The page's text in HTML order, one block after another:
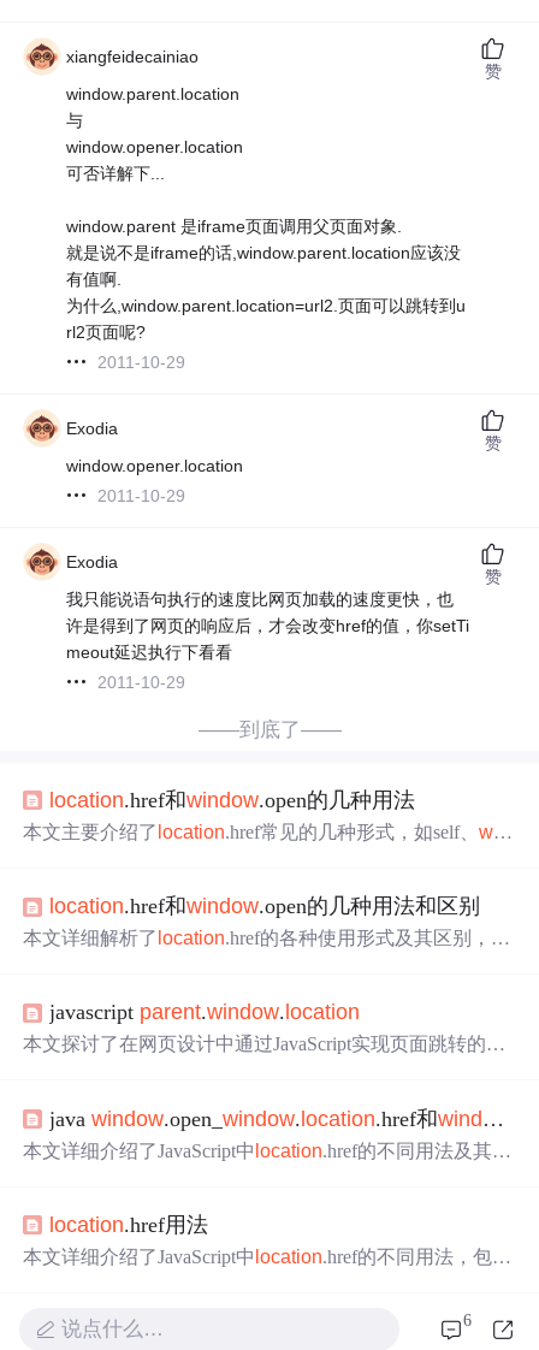
xiangfeidecainiao
window.parent.location
与
window.opener.location
可否详解下...
window.parent 是iframe页面调用父页面对象.
就是说不是iframe的话,window.parent.location应该没
有值啊.
为什么,window.parent.location=url2.页面可以跳转到u
rl2页面呢?
2011-10-29
赞
Exodia
window.opener.location
2011-10-29
赞
Exodia
我只能说语句执行的速度比网页加载的速度更快，也
许是得到了网页的响应后，才会改变href的值，你setTi
meout延迟执行下看看
2011-10-29
赞
——到底了——
location.href和window.open的几种用法
本文主要介绍了 location.href常见的几种形式，如self、win
异，以及location.reload()的参数解析，同时介绍了window
location对象各属性的含义。
location.href和window.open的几种用法和区别
本文详细解析了 location.href的各种使用形式及其区别，包
ndow.open的不同之处。
javascript parent.window. location
本文探讨了在网页设计中通过JavaScript实现页面跳转的技
势与局限。
javawindow.open_window.location.href和window
本文详细介绍了JavaScript中 location.href的不同用法及其在
location.href用法
本文详细介绍了JavaScript中 location.href的不同用法，包括
说点什么… 6